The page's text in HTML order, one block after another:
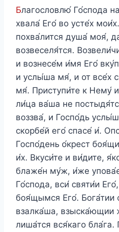
Благословлю́ Го́спода
хвала́ Его́ во усте́х
похва́лится душа́ моя́,
возвеселя́тся.
и вознесе́м и́мя Его́
и услы́ша мя́, и от все́х
мя́. Приступи́те к Нему́
ли́ца ва́ша не
воззва́, и Госпо́дь
скорбе́й его́ спасе́ и́.
Госпо́день о́крест
и́х. Вкуси́те и ви́дите,
блаже́н му́ж, и́же
Го́спода, вси́ святи́и
боя́щымся Его́.
взалка́ша, взыска́ющии
лиша́тся вся́каго